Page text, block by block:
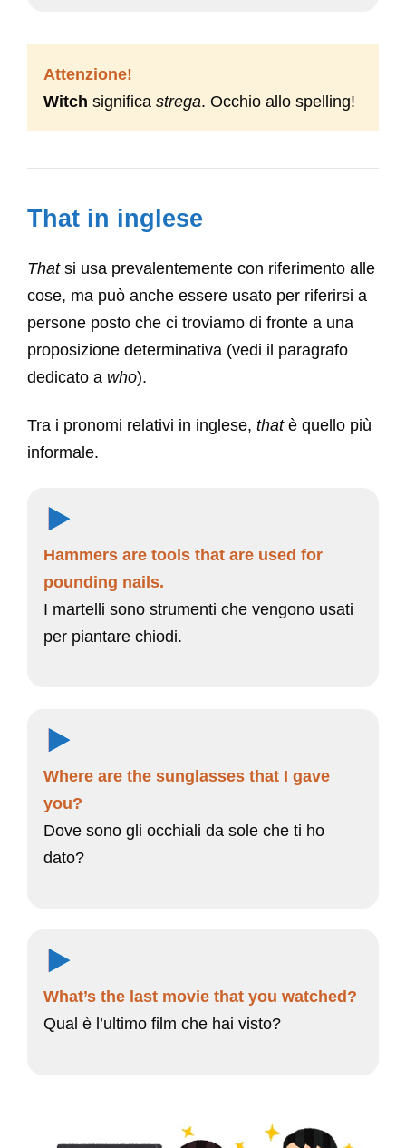
Attenzione!
Witch significa strega. Occhio allo spelling!
That in inglese
That si usa prevalentemente con riferimento alle
cose, ma può anche essere usato per riferirsi a
persone posto che ci troviamo di fronte a una
proposizione determinativa (vedi il paragrafo
dedicato a who).
Tra i pronomi relativi in inglese, that è quello più
informale.
Hammers are tools that are used for
pounding nails.
I martelli sono strumenti che vengono usati
per piantare chiodi.
Where are the sunglasses that I gave
you?
Dove sono gli occhiali da sole che ti ho
dato?
What’s the last movie that you watched?
Qual è l’ultimo film che hai visto?